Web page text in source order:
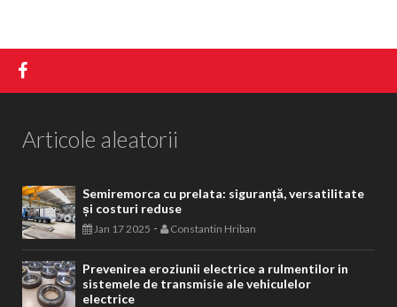
Articole aleatorii
Semiremorca cu prelata: siguranță, versatilitate
și costuri reduse
Jan 17 2025 - Constantin Hriban
Prevenirea eroziunii electrice a rulmentilor in
sistemele de transmisie ale vehiculelor
electrice